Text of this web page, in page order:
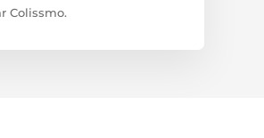
Colissmo.